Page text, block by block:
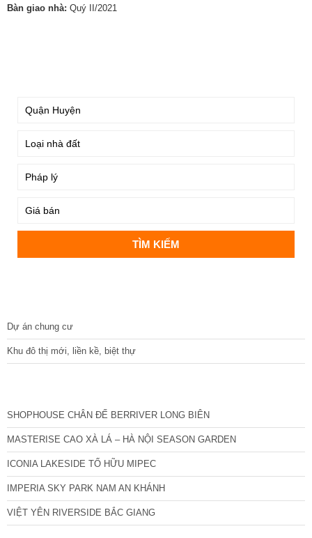
Bàn giao nhà: Quý II/2021
Dự án chung cư
Khu đô thị mới, liền kề, biệt thự
SHOPHOUSE CHÂN ĐẾ BERRIVER LONG BIÊN
MASTERISE CAO XÀ LÁ – HÀ NỘI SEASON GARDEN
ICONIA LAKESIDE TỐ HỮU MIPEC
IMPERIA SKY PARK NAM AN KHÁNH
VIỆT YÊN RIVERSIDE BẮC GIANG